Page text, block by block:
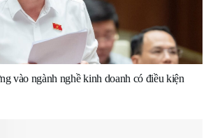
vào ngành nghề kinh doanh có điều kiện